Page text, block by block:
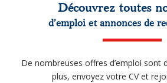
Découvrez toutes
d’emploi et annonces de
De nombreuses offres d’emploi sont
plus, envoyez votre CV et